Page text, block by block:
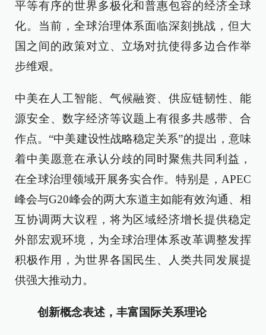
平等有序的世界多极化和普惠包容的经济全球
化。当前，全球治理体系面临深刻挑战，但大
国之间的政策对立、立场对抗使得多边合作举
步维艰。
中美在人工智能、气候融资、供应链韧性、能
源安全、数字经济等议题上有很多共感带、合
作点。“中美建设性战略稳定关系”的提出，意味
着中美愿意在承认分歧的同时聚焦共同利益，
在全球治理领域开展务实合作。特别是，APEC
峰会与G20峰会的两大东道主如能有效沟通、相
互协调两大议程，将为区域经济增长提供稳定
外部宏观环境，为全球治理体系改革调整发挥
积极作用，为世界各国民生、人类共同发展提
供强大推动力。
创新概念表述，丰富国际关系理论